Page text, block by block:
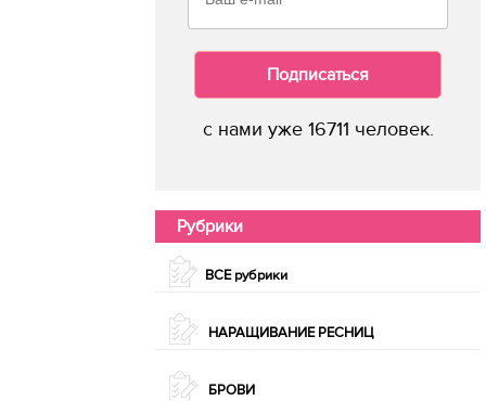
Подписаться
с нами уже 16711 человек.
Рубрики
ВСЕ рубрики
НАРАЩИВАНИЕ РЕСНИЦ
БРОВИ